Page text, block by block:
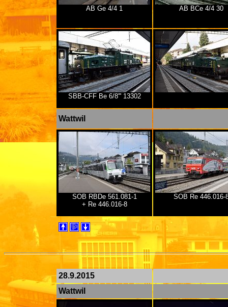
AB Ge 4/4 1 AB BCe 4/4 30
SBB-CFF Be 6/8''' 13302
Wattwil
SOB RBDe 561.081-1
+ Re 446.016-8
SOB Re 446.016-
28.9.2015
Wattwil